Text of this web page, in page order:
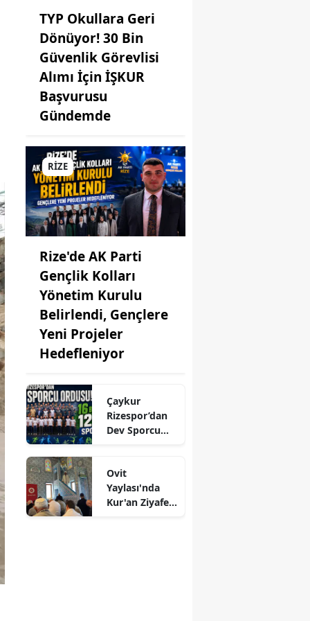
TYP Okullara Geri
Dönüyor! 30 Bin
Güvenlik Görevlisi
Alımı İçin İŞKUR
Başvurusu
Gündemde
RİZE
Rize'de AK Parti
Gençlik Kolları
Yönetim Kurulu
Belirlendi, Gençlere
Yeni Projeler
Hedefleniyor
Çaykur
Rizespor’dan
Dev Sporcu
Sporcu!
Ovit
Yaylası'nda
Kur'an Ziyafeti